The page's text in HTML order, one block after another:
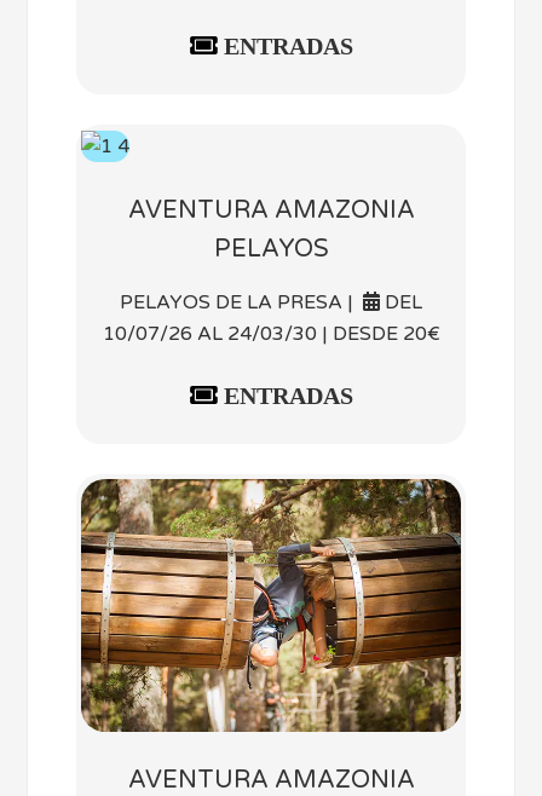
ENTRADAS
AVENTURA AMAZONIA
PELAYOS
PELAYOS DE LA PRESA |
DEL
10/07/26 AL 24/03/30 | DESDE 20€
ENTRADAS
AVENTURA AMAZONIA